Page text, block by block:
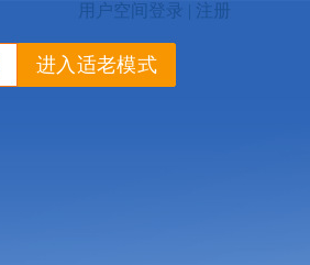
进入适老模式